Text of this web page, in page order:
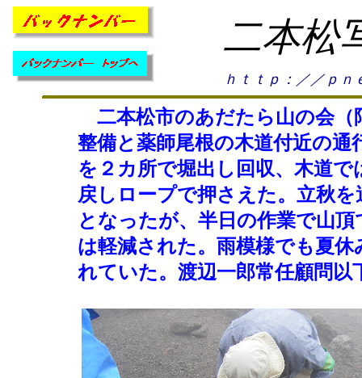
二本松
ｈｔｔｐ：／／ｐｎ
二本松市のあだたら山の会（
整備と薬師尾根の木道付近の
を２カ所で堀出し回収、木道
戻しロープで押さえた。立秋
となったが、半日の作業で山
は軽減された。雨模様でも夏
れていた。渡辺一郎常任顧問以